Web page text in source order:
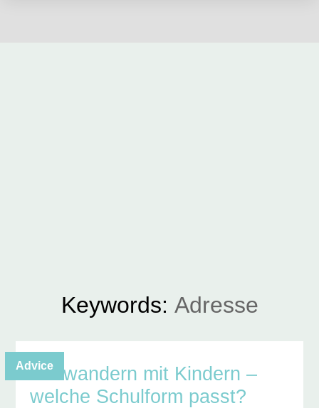
Keywords: Adresse
Advice
Auswandern mit Kindern –
welche Schulform passt?